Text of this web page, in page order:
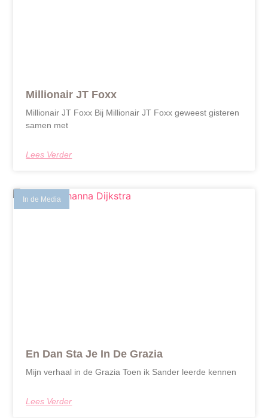
Millionair JT Foxx
Millionair JT Foxx Bij Millionair JT Foxx geweest gisteren
samen met
Lees Verder
In de Media
En Dan Sta Je In De Grazia
Mijn verhaal in de Grazia Toen ik Sander leerde kennen
Lees Verder